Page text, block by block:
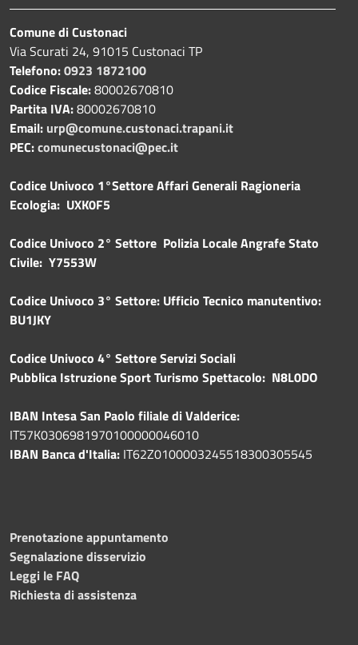
Comune di Custonaci
Via Scurati 24, 91015 Custonaci TP
Telefono:0923 1872100
Codice Fiscale:80002670810
Partita IVA:80002670810
Email: urp@comune.custonaci.trapani.it
PEC:comunecustonaci@pec.it
Codice Univoco 1°Settore Affari Generali Ragioneria
Ecologia: UXK0F5
Codice Univoco 2° Settore Polizia Locale Angrafe Stato
Civile: Y7553W
Codice Univoco 3° Settore: Ufficio Tecnico manutentivo:
BU1JKY
Codice Univoco 4° Settore Servizi Sociali
Pubblica Istruzione Sport Turismo Spettacolo: N8L0DO
IBAN Intesa San Paolo filiale di Valderice:
IT57K0306981970100000046010
IBAN Banca d'Italia: IT62Z0100003245518300305545
Prenotazione appuntamento
Segnalazione disservizio
Leggi le FAQ
Richiesta di assistenza